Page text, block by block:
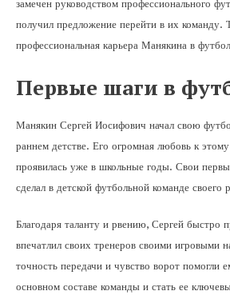
замечен руководством профессионального
получил предложение перейти в их команду.
профессиональная карьера Манякина в
Первые шаги в
Манякин Сергей Иосифович начал свою
раннем детстве. Его огромная любовь к
проявилась уже в школьные годы. Свои
сделал в детской футбольной команде своего
Благодаря таланту и рвению, Сергей быстро
впечатлил своих тренеров своими игровыми
точность передачи и чувство ворот помогли
основном составе команды и стать ее